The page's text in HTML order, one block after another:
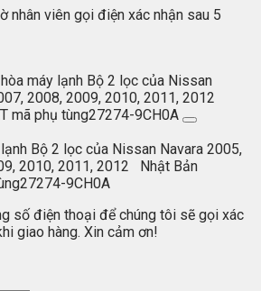
nhân viên gọi điện xác nhận sau 5
máy lạnh Bộ 2 lọc của Nissan
2008, 2009, 2010, 2011, 2012
mã phụ tùng27274-9CH0A
Bộ 2 lọc của Nissan Navara 2005,
2010, 2011, 2012 Nhật Bản
9CH0A
số điện thoại để chúng tôi sẽ gọi xác
giao hàng. Xin cảm ơn!